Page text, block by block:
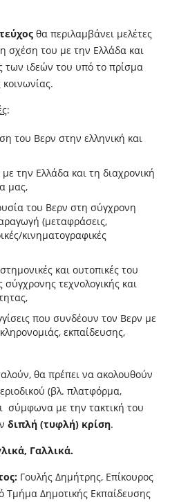
θα περιλαμβάνει μελέτες
σχέση του με την Ελλάδα και
των ιδεών του υπό το πρίσμα
κοινωνίας.
:
του Βερν στην ελληνική και
την Ελλάδα και τη διαχρονική
μας,
του Βερν στη σύγχρονη
(μεταφράσεις,
κινηματογραφικές
και ουτοπικές του
τεχνολογικής και
που συνδέουν τον Βερν με
εκπαίδευσης,
θα πρέπει να ακολουθούν
(βλ. πλατφόρμα,
σύμφωνα με την τακτική του
διπλή (τυφλή) κρίση.
Γαλλικά.
Γουλής Δημήτρης, Επίκουρος
Τμήμα Δημοτικής Εκπαίδευσης